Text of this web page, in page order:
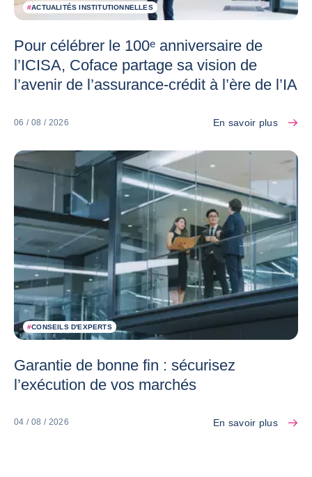
#ACTUALITÉS INSTITUTIONNELLES
Pour célébrer le 100ᵉ anniversaire de
l’ICISA, Coface partage sa vision de
l’avenir de l’assurance-crédit à l’ère de l’IA
06 / 08 / 2026 En savoir plus
#CONSEILS D'EXPERTS
Garantie de bonne fin : sécurisez
l’exécution de vos marchés
04 / 08 / 2026 En savoir plus